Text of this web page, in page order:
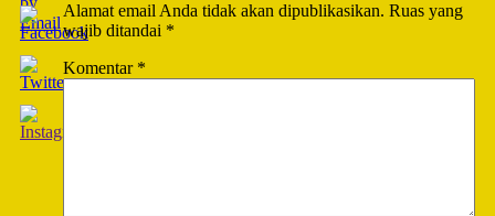
Alamat email Anda tidak akan dipublikasikan. Ruas yang
wajib ditandai *
Komentar *